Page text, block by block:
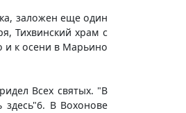
заложен еще один
Тихвинский храм с
и к осени в Марьино
Всех святых. "В
В Вохонове